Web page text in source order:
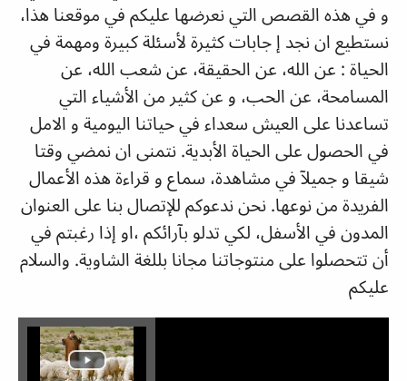
و في هذه القصص التي نعرضها عليكم في موقعنا هذا،
نستطيع ان نجد إ جابات كثيرة لأسئلة كبيرة ومهمة في
الحياة : عن الله، عن الحقيقة، عن شعب الله، عن
المسامحة، عن الحب، و عن كثير من الأشياء التي
تساعدنا على العيش سعداء في حياتنا اليومية و الامل
في الحصول على الحياة الأبدية. نتمنى ان نمضي وقتا
شيقا و جميلآ في مشاهدة، سماع و قراءة هذه الأعمال
الفريدة من نوعها. نحن ندعوكم للإتصال بنا على العنوان
المدون في الأسفل، لكي تدلو بآرائكم ،او إذا رغبتم في
أن تتحصلوا على منتوجاتنا مجانا بللغة الشاوية. والسلام
عليكم